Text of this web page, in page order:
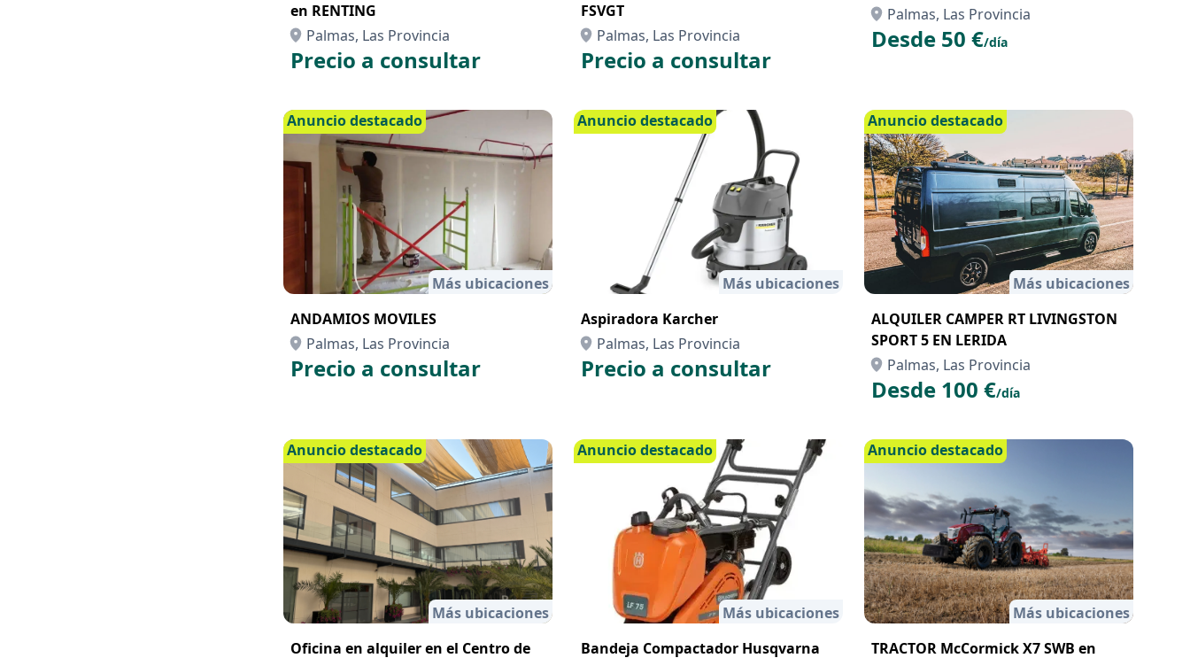
en RENTING
Palmas, Las Provincia
Precio a consultar
FSVGT
Palmas, Las Provincia
Precio a consultar
Palmas, Las Provincia
Desde 50 €/día
Anuncio destacado
Más ubicaciones
ANDAMIOS MOVILES
Palmas, Las Provincia
Precio a consultar
Anuncio destacado
Más ubicaciones
Aspiradora Karcher
Palmas, Las Provincia
Precio a consultar
Anuncio destacado
Más ubicaciones
ALQUILER CAMPER RT LIVINGSTON
SPORT 5 EN LERIDA
Palmas, Las Provincia
Desde 100 €/día
Anuncio destacado
Más ubicaciones
Oficina en alquiler en el Centro de
Anuncio destacado
Más ubicaciones
Bandeja Compactador Husqvarna
Anuncio destacado
Más ubicaciones
TRACTOR McCormick X7 SWB en